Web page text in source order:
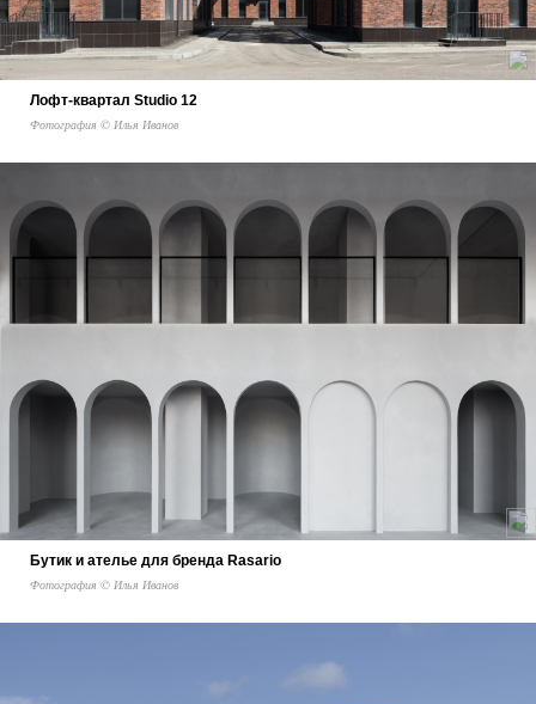
Лофт-квартал Studio 12
Фотография © Илья Иванов
Бутик и ателье для бренда Rasario
Фотография © Илья Иванов